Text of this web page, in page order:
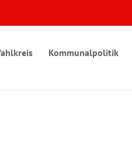
Kommunalpolitik